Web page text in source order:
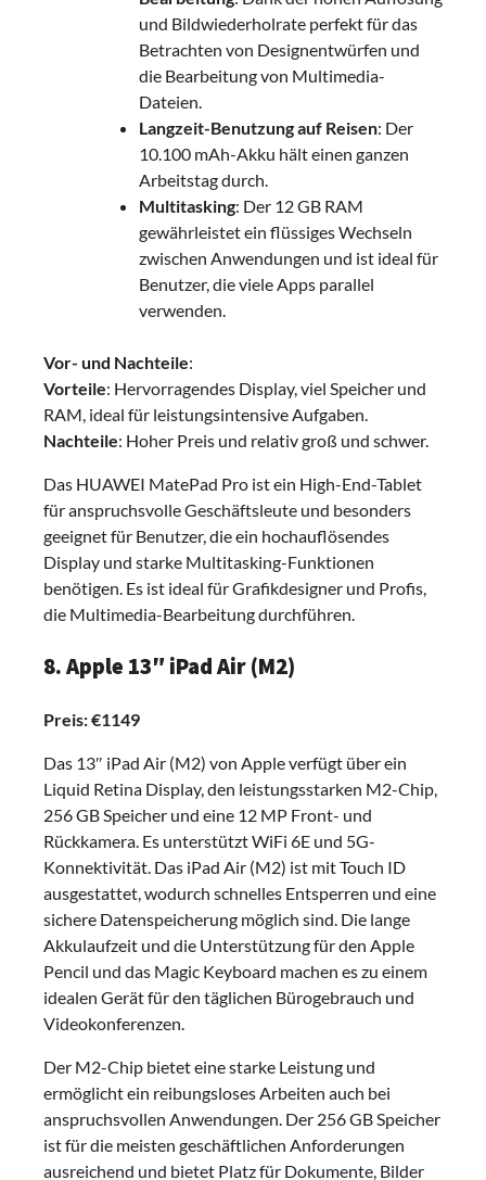
und Bildwiederholrate perfekt für das
Betrachten von Designentwürfen und
die Bearbeitung von Multimedia-
Dateien.
Langzeit-Benutzung auf Reisen: Der
10.100 mAh-Akku hält einen ganzen
Arbeitstag durch.
Multitasking: Der 12 GB RAM
gewährleistet ein flüssiges Wechseln
zwischen Anwendungen und ist ideal für
Benutzer, die viele Apps parallel
verwenden.
Vor- und Nachteile:
Vorteile: Hervorragendes Display, viel Speicher und
RAM, ideal für leistungsintensive Aufgaben.
Nachteile: Hoher Preis und relativ groß und schwer.
Das HUAWEI MatePad Pro ist ein High-End-Tablet
für anspruchsvolle Geschäftsleute und besonders
geeignet für Benutzer, die ein hochauflösendes
Display und starke Multitasking-Funktionen
benötigen. Es ist ideal für Grafikdesigner und Profis,
die Multimedia-Bearbeitung durchführen.
8. Apple 13″ iPad Air (M2)
Preis: €1149
Das 13″ iPad Air (M2) von Apple verfügt über ein
Liquid Retina Display, den leistungsstarken M2-Chip,
256 GB Speicher und eine 12 MP Front- und
Rückkamera. Es unterstützt WiFi 6E und 5G-
Konnektivität. Das iPad Air (M2) ist mit Touch ID
ausgestattet, wodurch schnelles Entsperren und eine
sichere Datenspeicherung möglich sind. Die lange
Akkulaufzeit und die Unterstützung für den Apple
Pencil und das Magic Keyboard machen es zu einem
idealen Gerät für den täglichen Bürogebrauch und
Videokonferenzen.
Der M2-Chip bietet eine starke Leistung und
ermöglicht ein reibungsloses Arbeiten auch bei
anspruchsvollen Anwendungen. Der 256 GB Speicher
ist für die meisten geschäftlichen Anforderungen
ausreichend und bietet Platz für Dokumente, Bilder